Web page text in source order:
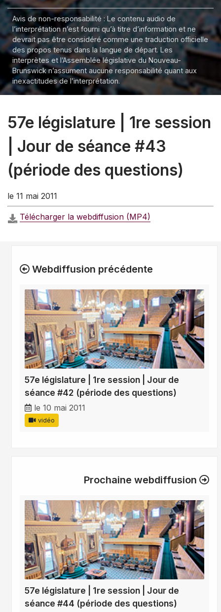
Avis de non-responsabilité : Le contenu audio de
l’interprétation n’est fourni qu’à titre d’information et ne
devrait pas être considéré comme une traduction officielle
des propos tenus dans la langue de départ. Les
interprètes et l’Assemblée législative du Nouveau-
Brunswick n’assument aucune responsabilité quant aux
inexactitudes de l’interprétation.
57e législature | 1re session
| Jour de séance #43
(période des questions)
le 11 mai 2011
Télécharger la webdiffusion (MP4)
Webdiffusion précédente
57e législature | 1re session | Jour de
séance #42 (période des questions)
le 10 mai 2011
vidéo
Prochaine webdiffusion
57e législature | 1re session | Jour de
séance #44 (période des questions)